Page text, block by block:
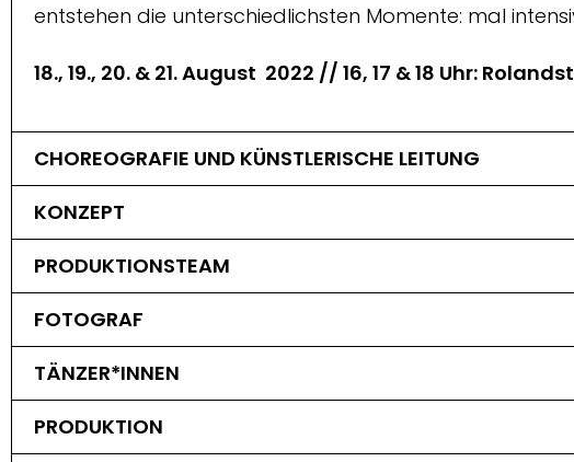
entstehen die unterschiedlichsten Momente: mal
18., 19., 20. & 21. August 2022 // 16, 17 & 18 Uhr:
CHOREOGRAFIE UND KÜNSTLERISCHE LEITUNG
KONZEPT
PRODUKTIONSTEAM
FOTOGRAF
TÄNZER*INNEN
PRODUKTION